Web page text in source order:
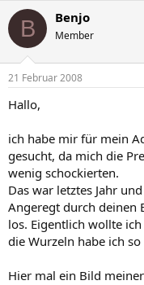
B Benjo
Member
21 Februar 2008
Hallo,
ich habe mir für mein
gesucht, da mich die
wenig schockierten.
Das war letztes Jahr
Angeregt durch deinen
los. Eigentlich wollte
die Wurzeln habe ich
Hier mal ein Bild